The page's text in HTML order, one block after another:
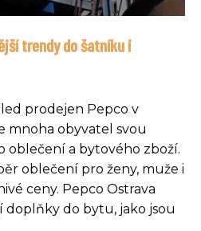
trendy do šatníku i
prodejen Pepco v
mnoha obyvatel svou
a bytového zboží.
oblečení pro ženy, muže i
ceny. Pepco Ostrava
doplňky do bytu, jako jsou